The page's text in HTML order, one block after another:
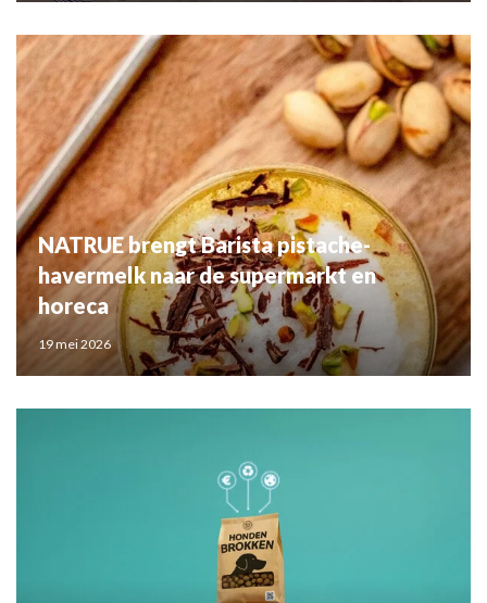
NATRUE brengt Barista pistache-
havermelk naar de supermarkt en
horeca
19 mei 2026